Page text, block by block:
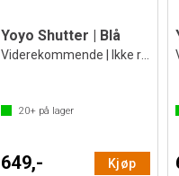
Yoyo Shutter | Blå
20+ på lager
649,- Kjøp